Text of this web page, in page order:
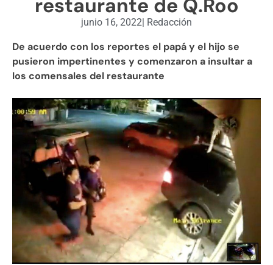
restaurante de Q.Roo
junio 16, 2022| Redacción
De acuerdo con los reportes el papá y el hijo se
pusieron impertinentes y comenzaron a insultar a
los comensales del restaurante